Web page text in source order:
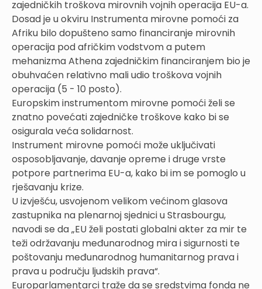
zajedničkih troškova mirovnih vojnih operacija EU-a.
Dosad je u okviru Instrumenta mirovne pomoći za
Afriku bilo dopušteno samo financiranje mirovnih
operacija pod afričkim vodstvom a putem
mehanizma Athena zajedničkim financiranjem bio je
obuhvaćen relativno mali udio troškova vojnih
operacija (5 - 10 posto).
Europskim instrumentom mirovne pomoći želi se
znatno povećati zajedničke troškove kako bi se
osigurala veća solidarnost.
Instrument mirovne pomoći može uključivati
osposobljavanje, davanje opreme i druge vrste
potpore partnerima EU-a, kako bi im se pomoglo u
rješavanju krize.
U izvješću, usvojenom velikom većinom glasova
zastupnika na plenarnoj sjednici u Strasbourgu,
navodi se da „EU želi postati globalni akter za mir te
teži održavanju međunarodnog mira i sigurnosti te
poštovanju međunarodnog humanitarnog prava i
prava u području ljudskih prava“.
Europarlamentarci traže da se sredstvima fonda ne